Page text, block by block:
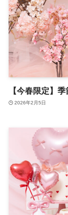
【今春限定】
2026年2月5日